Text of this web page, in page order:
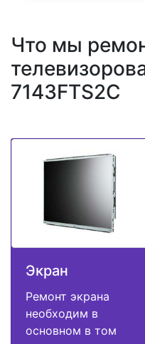
Что мы
7143FTS2C
Экран
Ремонт экрана
необходим в
основном в том